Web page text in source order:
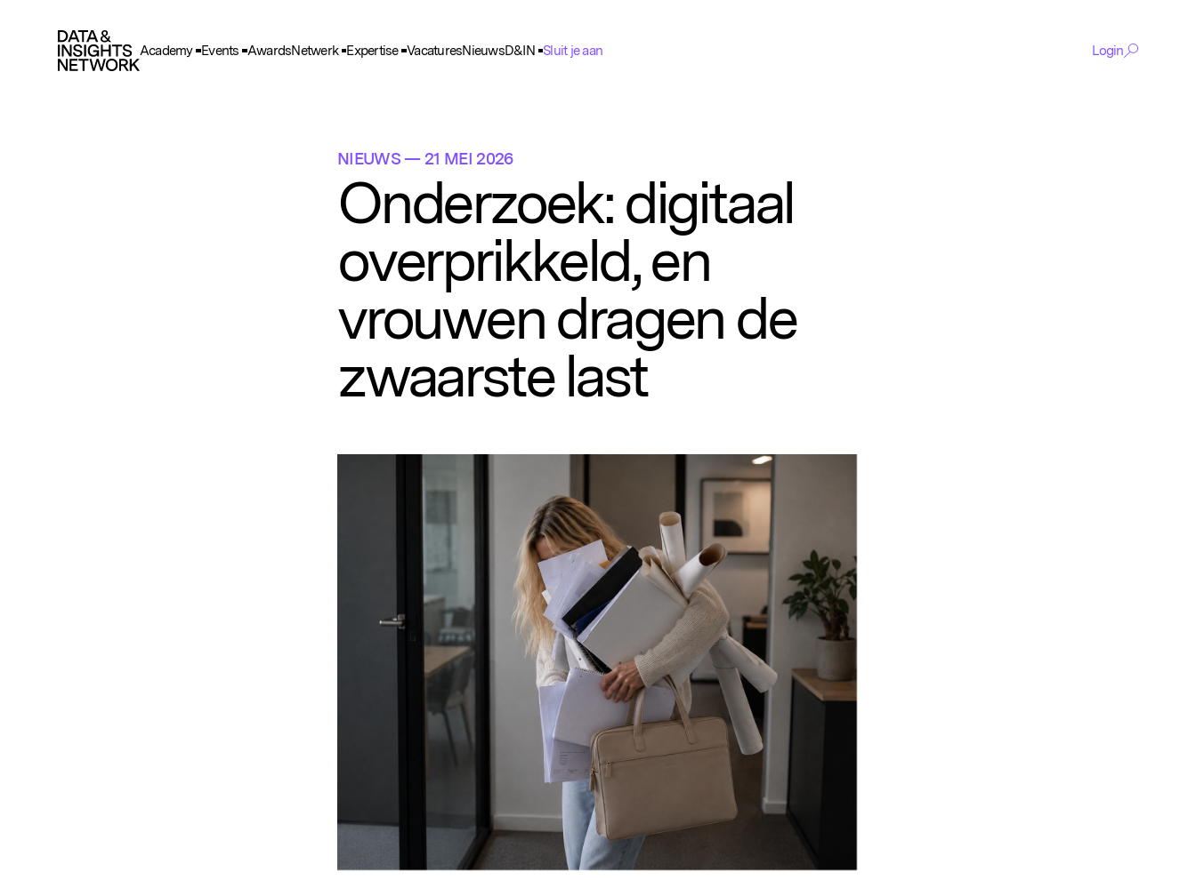
Academy Events AwardsNetwerk Expertise VacaturesNieuwsD&IN Sluit je aan Login
NIEUWS— 21 MEI 2026
Onderzoek: digitaal
overprikkeld, en
vrouwen dragen de
zwaarste last
Deze helpen ons om het gebruik van de website te analyseren en te verbeteren. De
gegevens worden geanonimiseerd verzameld.
Deze worden gebruikt om je surfgedrag te volgen, zodat we gepersonaliseerde content
en advertenties kunnen tonen.